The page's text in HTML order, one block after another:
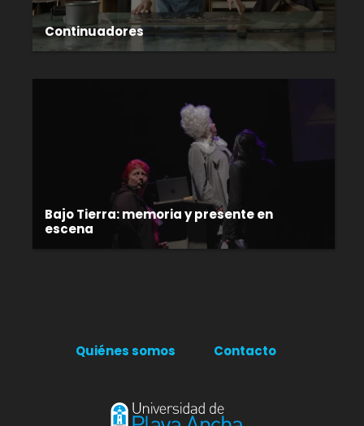
Continuadores
Bajo Tierra: memoria y presente en
escena
Quiénes somos Contacto